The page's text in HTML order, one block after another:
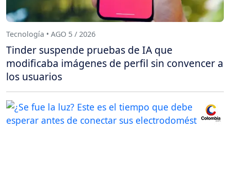
Tecnología • AGO 5 / 2026
Tinder suspende pruebas de IA que
modificaba imágenes de perfil sin convencer a
los usuarios